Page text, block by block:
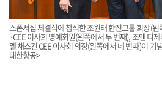
스폰서십 체결식에 참석한 조원태 한진그룹 회장(
·CEE 이사회 명예회원(왼쪽에서 두 번째), 조앤 디
멜 채스킨 CEE 이사회 의장(왼쪽에서 네 번째)이
대한항공>